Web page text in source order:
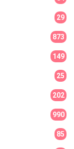
29
873
149
25
202
990
85